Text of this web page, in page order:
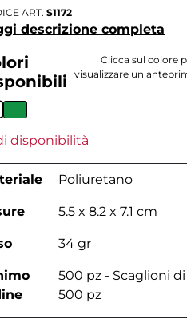
ART. S1172
descrizione completa
Clicca sul colore
visualizzare un
disponibilità
Poliuretano
5.5 x 8.2 x 7.1 cm
34 gr
500 pz - Scaglioni di
500 pz